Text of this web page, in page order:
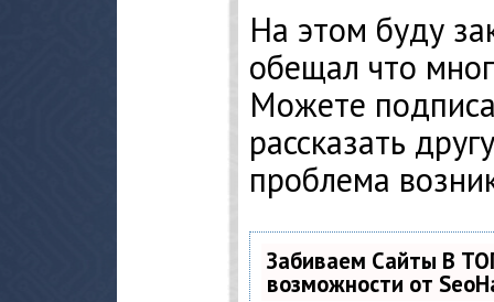
На этом буду
обещал что
Можете
рассказать
проблема
Забиваем Сайты В
возможности от